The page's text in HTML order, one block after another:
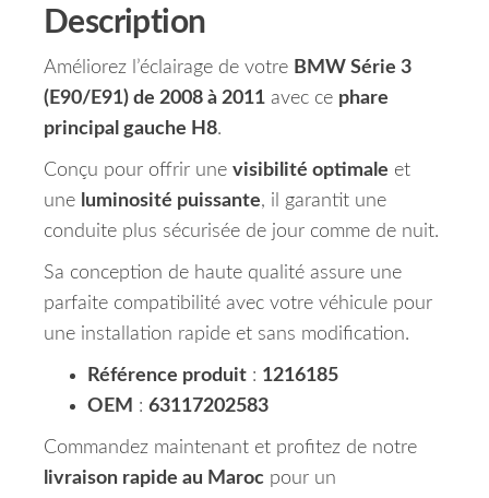
Description
Améliorez l’éclairage de votre BMW Série 3
(E90/E91) de 2008 à 2011 avec ce phare
principal gauche H8.
Conçu pour offrir une visibilité optimale et
une luminosité puissante, il garantit une
conduite plus sécurisée de jour comme de nuit.
Sa conception de haute qualité assure une
parfaite compatibilité avec votre véhicule pour
une installation rapide et sans modification.
Référence produit : 1216185
OEM : 63117202583
Commandez maintenant et profitez de notre
livraison rapide au Maroc pour un